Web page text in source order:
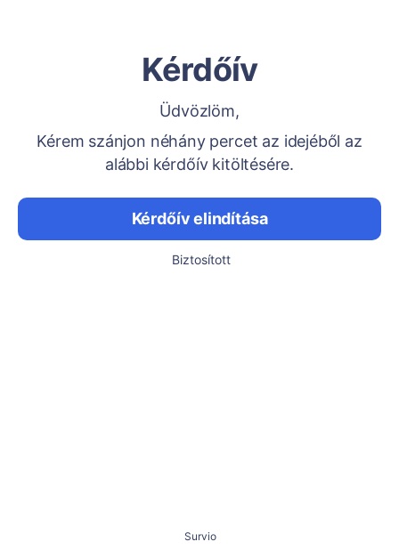
Kérdőív
Üdvözlöm,
Kérem szánjon néhány percet az idejéből az
alábbi kérdőív kitöltésére.
Kérdőív elindítása
Biztosított
Survio